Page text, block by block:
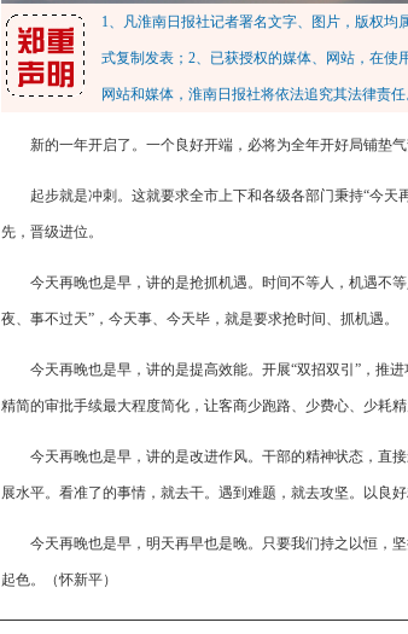
1、凡淮南日报社记者署名文字、图片，版权
式复制发表；2、已获授权的媒体、网站，在使
网站和媒体，淮南日报社将依法追究其法律责任
新的一年开启了。一个良好开端，必将为全年开好局铺垫气
起步就是冲刺。这就要求全市上下和各级各部门秉持“今
先，晋级进位。
今天再晚也是早，讲的是抢抓机遇。时间不等人，机遇不
夜、事不过天”，今天事、今天毕，就是要求抢时间、抓机遇。
今天再晚也是早，讲的是提高效能。开展“双招双引”，推
精简的审批手续最大程度简化，让客商少跑路、少费心、少耗
今天再晚也是早，讲的是改进作风。干部的精神状态，直
展水平。看准了的事情，就去干。遇到难题，就去攻坚。以良
今天再晚也是早，明天再早也是晚。只要我们持之以恒，
起色。（怀新平）